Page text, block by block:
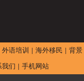
外语培训 | 海外移民 | 背景
我们 | 手机网站